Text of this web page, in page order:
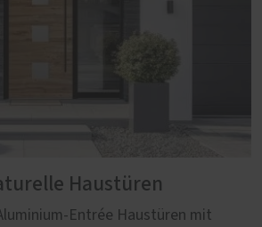
Haustüren
Entrée Haustüren mit